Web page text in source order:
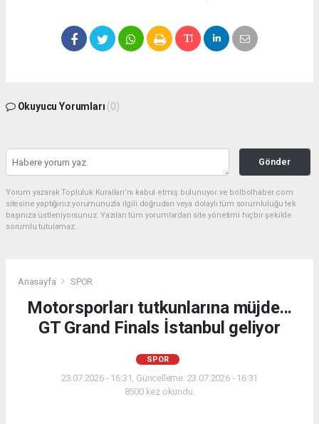
Okuyucu Yorumları (0)
Gönder
Yorum yazarak Topluluk Kuralları’nı kabul etmiş bulunuyor ve bolbolhaber.com
sitesine yaptığınız yorumunuzla ilgili doğrudan veya dolaylı tüm sorumluluğu tek
başınıza üstleniyorsunuz. Yazılan tüm yorumlardan site yönetimi hiçbir şekilde
sorumlu tutulamaz.
Anasayfa SPOR
Motorsporları tutkunlarına müjde...
GT Grand Finals İstanbul geliyor
SPOR
23.07.2026 - 16:31, Güncelleme: 23.07.2026 - 16:31
8500 kez okundu.